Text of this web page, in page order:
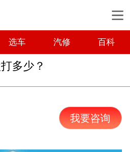
选车 汽修 百科
多少？
我要咨询